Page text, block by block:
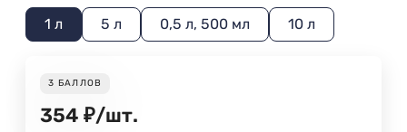
1 л 5 л 0,5 л, 500 мл 10 л
3 БАЛЛОВ
354 ₽/шт.